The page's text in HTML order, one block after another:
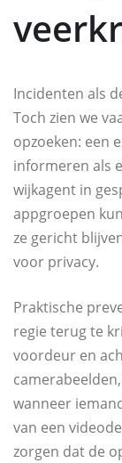
Incidenten als
Toch zien we
opzoeken: een
informeren als
wijkagent in
appgroepen
ze gericht
voor privacy.
Praktische
regie terug te
voordeur en
wanneer
van een
zorgen dat de